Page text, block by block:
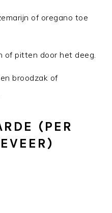
of oregano toe
of pitten door het deeg.
broodzak of
(PER